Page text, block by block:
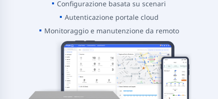
Configurazione basata su scenari
Autenticazione portale cloud
Monitoraggio e manutenzione da remoto